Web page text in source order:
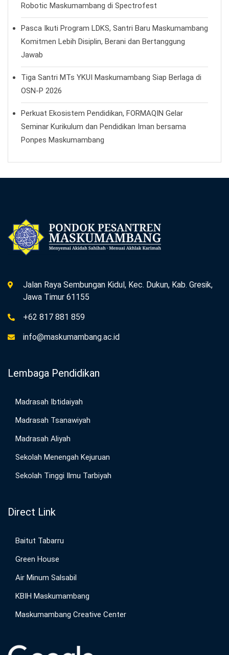
Robotic Maskumambang di Spectrofest
Pasca Ikuti Program LDKS, Santri Baru Maskumambang
Komitmen Lebih Disiplin, Berani dan Bertanggung
Jawab
Tiga Santri MTs YKUI Maskumambang Siap Berlaga di
OSN-P 2026
Perkuat Ekosistem Pendidikan, FORMAQIN Gelar
Seminar Kurikulum dan Pendidikan Iman bersama
Ponpes Maskumambang
Jalan Raya Sembungan Kidul, Kec. Dukun, Kab. Gresik,
Jawa Timur 61155
+62 817 881 859
info@maskumambang.ac.id
Lembaga Pendidikan
Madrasah Ibtidaiyah
Madrasah Tsanawiyah
Madrasah Aliyah
Sekolah Menengah Kejuruan
Sekolah Tinggi Ilmu Tarbiyah
Direct Link
Baitut Tabarru
Green House
Air Minum Salsabil
KBIH Maskumambang
Maskumambang Creative Center